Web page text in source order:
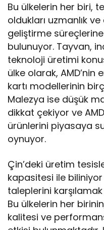
Bu ülkelerin her biri,
oldukları uzmanlık
geliştirme
bulunuyor. Tayvan,
teknoloji üretimi
ülke olarak, AMD’nin
kartı modellerinin
Malezya ise düşük
dikkat çekiyor ve
ürünlerini piyasaya
oynuyor.
Çin’deki üretim
kapasitesi ile biliniyor
taleplerini
Bu ülkelerin her
kalitesi ve